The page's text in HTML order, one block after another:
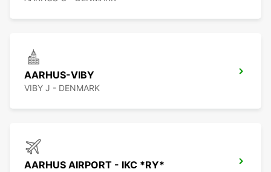
AARHUS-VIBY
VIBY J - DENMARK
AARHUS AIRPORT - IKC *RY*